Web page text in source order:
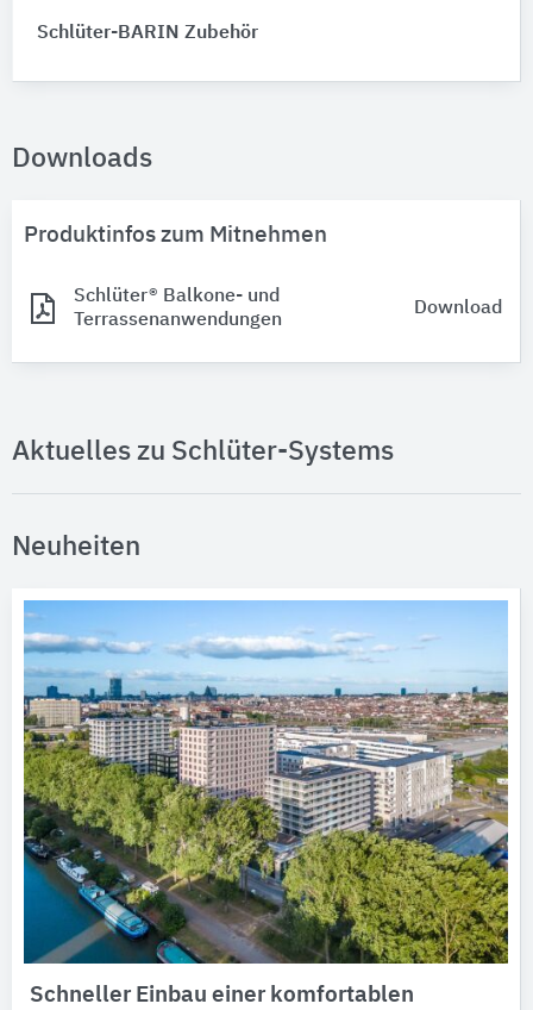
Schlüter-BARIN Zubehör
Downloads
Produktinfos zum Mitnehmen
Schlüter® Balkone- und
Terrassenanwendungen
Download
Aktuelles zu Schlüter-Systems
Neuheiten
Schneller Einbau einer komfortablen